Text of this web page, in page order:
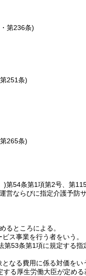
第236条)
251条)
265条)
)第54条第1項第2号、第
ならびに指定介護予防
るところによる。
ス事業を行う者をいう。
53条第1項に規定する
なる費用に係る対価をい
る厚生労働大臣が定め